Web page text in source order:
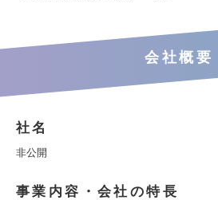
会社概要
社名
非公開
事業内容・会社の特長